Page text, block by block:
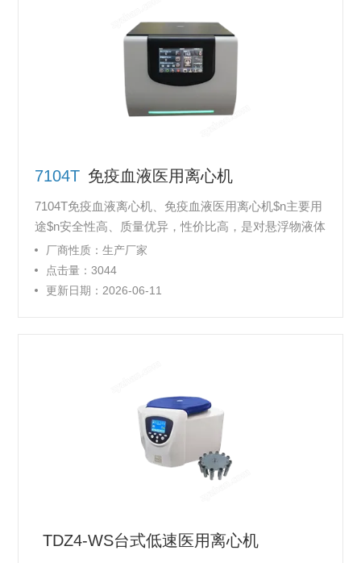
7104T 免疫血液医用离心机
7104T免疫血液离心机、免疫血液医用离心机$n主要用
途$n安全性高、质量优异，性价比高，是对悬浮物液体
进行分离制备工作的常规设备，是各类实验室、各级医
院、高校等的实验室离心分离基础仪器。
厂商性质：生产厂家
点击量：3044
更新日期：2026-06-11
TDZ4-WS台式低速医用离心机